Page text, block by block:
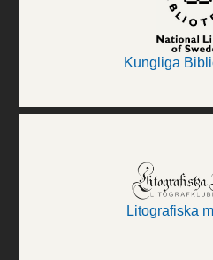
Kungliga
Litografiska